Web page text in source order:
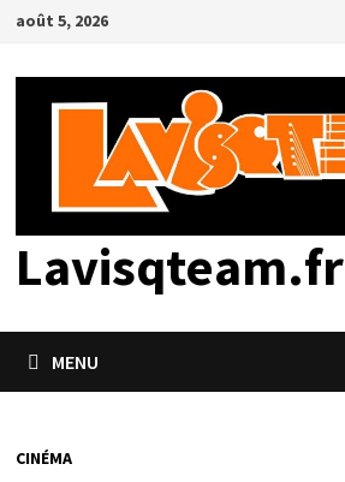
Passer
contenu
août 5, 2026
Lavisqteam.fr
MENU
CINÉMA